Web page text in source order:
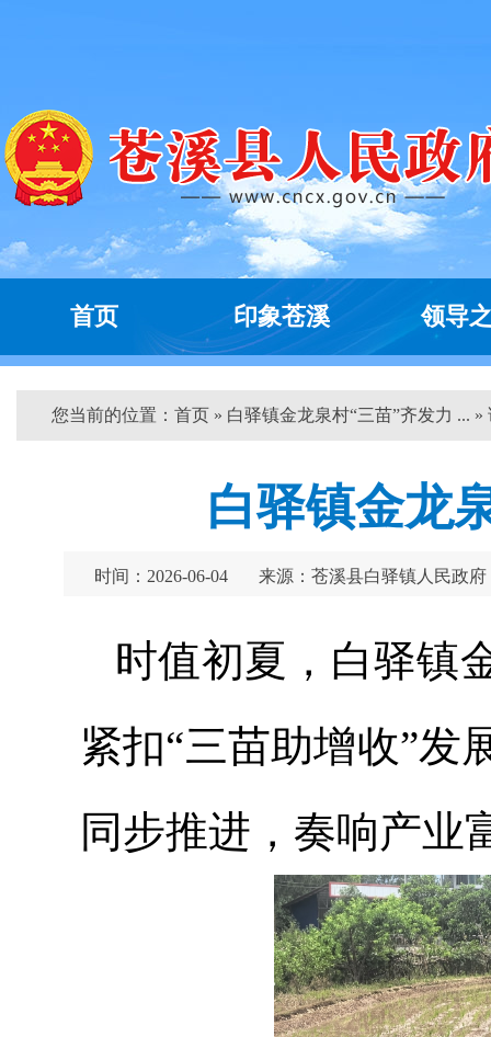
首页 印象苍溪 领导
您当前的位置： 首页 » 白驿镇金龙泉村“三苗”齐发力 ... »
白驿镇金龙
时间：2026-06-04 来源：苍溪县白驿镇人民政府
时值初夏，白驿镇
紧扣“三苗助增收”发
同步推进，奏响产业